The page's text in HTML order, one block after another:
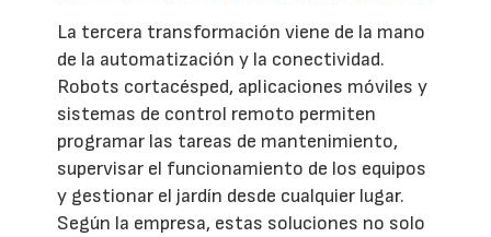
La tercera transformación viene de la mano
de la automatización y la conectividad.
Robots cortacésped, aplicaciones móviles y
sistemas de control remoto permiten
programar las tareas de mantenimiento,
supervisar el funcionamiento de los equipos
y gestionar el jardín desde cualquier lugar.
Según la empresa, estas soluciones no solo